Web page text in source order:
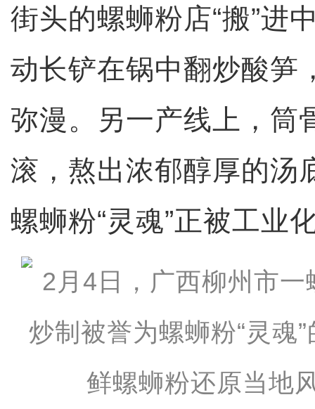
街头的螺蛳粉店“搬”进
动长铲在锅中翻炒酸笋
弥漫。另一产线上，筒
滚，熬出浓郁醇厚的汤
螺蛳粉“灵魂”正被工业